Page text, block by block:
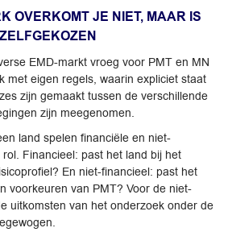
OVERKOMT JE NIET, MAAR IS
ZELFGEKOZEN
EMD-markt vroeg voor PMT en MN
met eigen regels, waarin expliciet staat
zijn gemaakt tussen de verschillende
zijn meegenomen.
land spelen financiële en niet-
Financieel: past het land bij het
En niet-financieel: past het
voorkeuren van PMT? Voor de niet-
uitkomsten van het onderzoek onder de